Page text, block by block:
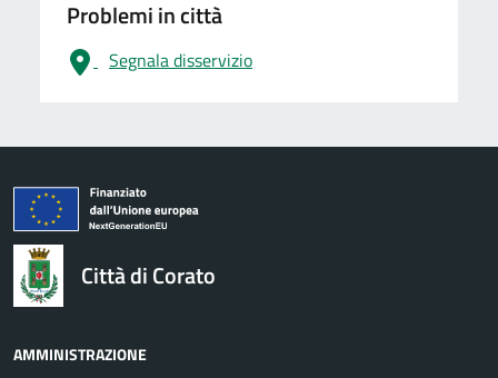
Problemi in città
Segnala disservizio
logo Unione Europea
Città di Corato
AMMINISTRAZIONE